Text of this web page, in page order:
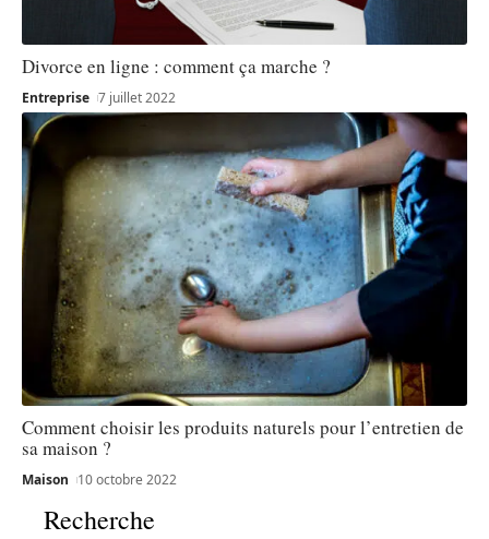
Divorce en ligne : comment ça marche ?
Entreprise 7 juillet 2022
Comment choisir les produits naturels pour l’entretien de
sa maison ?
Maison 10 octobre 2022
Recherche